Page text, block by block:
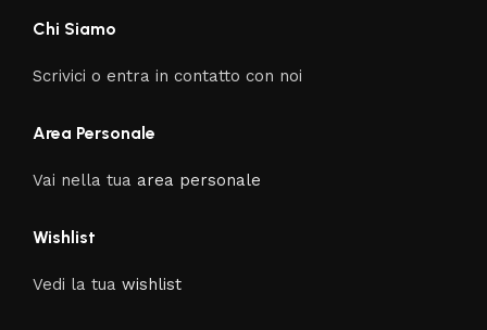
Chi Siamo
Scrivici o entra in contatto con noi
Area Personale
Vai nella tua area personale
Wishlist
Vedi la tua wishlist